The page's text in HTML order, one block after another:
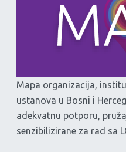
Mapa organizacija,
ustanova u Bosni i
adekvatnu potporu,
senzibilizirane za rad sa